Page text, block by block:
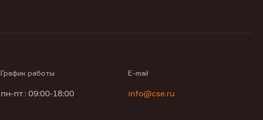
График работы
пн-пт : 09:00-18:00
E-mail
info@cse.ru